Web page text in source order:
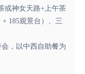
或神女天路+上午茶
185观景台）、三
会，以中西自助餐为